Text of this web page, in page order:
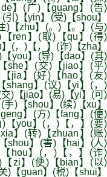
】(广)【guang】(告)
引)【yin】(受)【shou】
)【zhu】(。)【。】(与)
ren】(取)【qu】(得)
(，)【，】(诈)【zha】
you】(导)【dao】(其)
she】(交)【jiao】(平)
jia】(好)【hao】(友)
shang】(议)【yi】(，)
)【jiao】(易)【yi】(可)
手)【shou】(续)【xu】
】(方)【fang】(便)
)【you】(，)【，】(要)
】(转)【zhuan】(账)
shou】(害)【hai】(人)
hou】(，)【，】(诈)
【zi】(便)【bian】(以)
)【guan】(税)【shui】